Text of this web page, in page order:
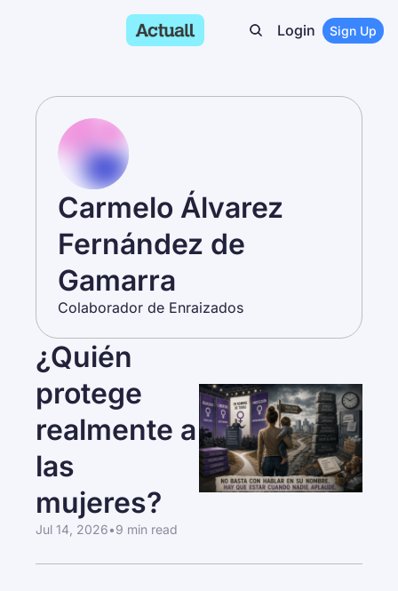
Login Sign Up
Carmelo Álvarez
Fernández de
Gamarra
Colaborador de Enraizados
¿Quién
protege
realmente a
las
mujeres?
Jul 14, 2026•9 min read